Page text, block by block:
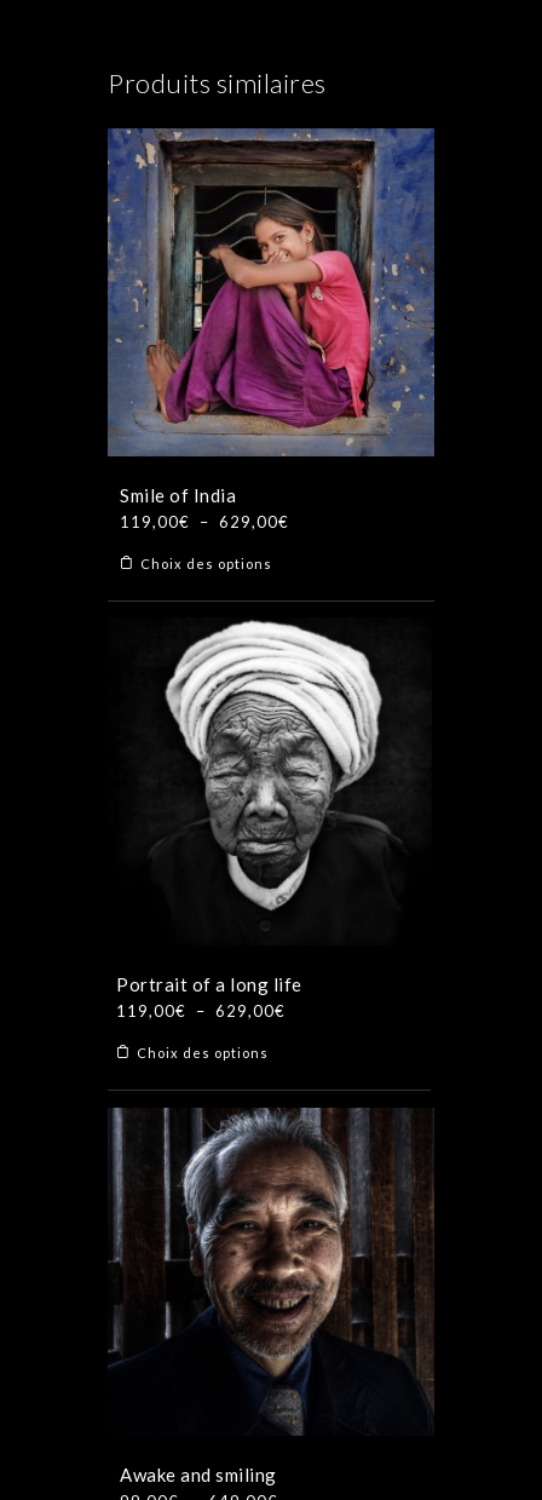
Produits similaires
Smile of India
119,00€ – 629,00€
119,00€
à
629,00€
Choix des options
a
plusieurs
variations.
Les
options
peuvent
être
choisies
sur
la
page
Portrait of a long life
119,00€ – 629,00€
119,00€
à
629,00€
Choix des options
a
plusieurs
variations.
Les
options
peuvent
être
choisies
sur
la
page
du
Awake and smiling